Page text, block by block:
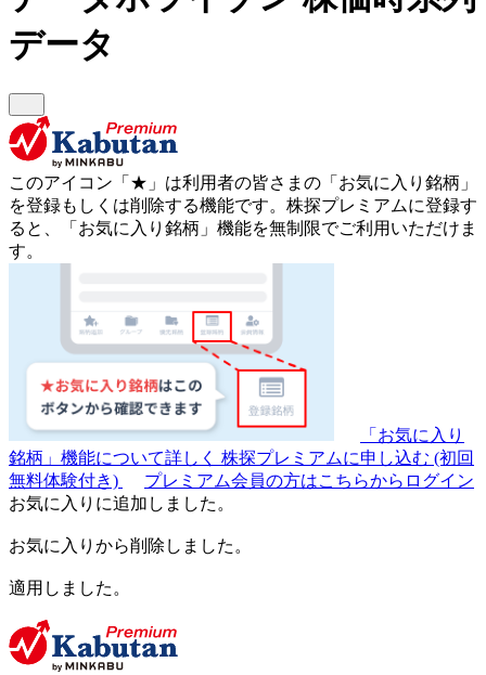
データ
このアイコン 「★」 は利用者の皆さまの 「お気に入り銘柄」
を登録もしくは削除する機能です。 株探プレミアムに登録す
ると、「お気に入り銘柄」機能を無制限でご利用いただけま
す。
「お気に入り
銘柄」機能について詳しく 株探プレミアムに申し込む (初回
無料体験付き)
プレミアム会員の方はこちらからログイン
お気に入りに追加しました。
お気に入りから削除しました。
適用しました。